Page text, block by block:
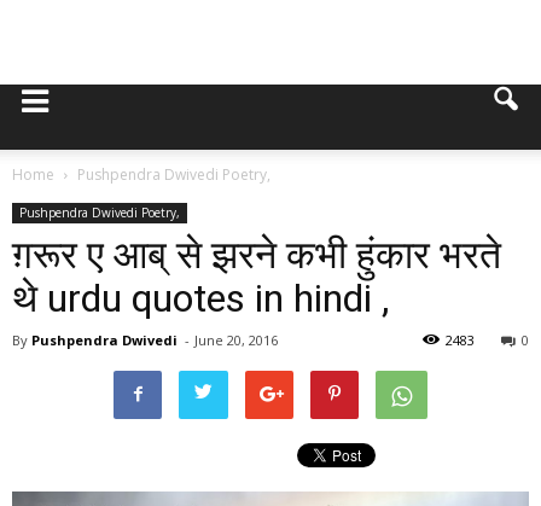
Home Pushpendra Dwivedi Poetry,
Pushpendra Dwivedi Poetry,
ग़रूर ए आब् से झरने कभी हुंकार भरते
थे urdu quotes in hindi ,
By Pushpendra Dwivedi - June 20, 2016 0
2483